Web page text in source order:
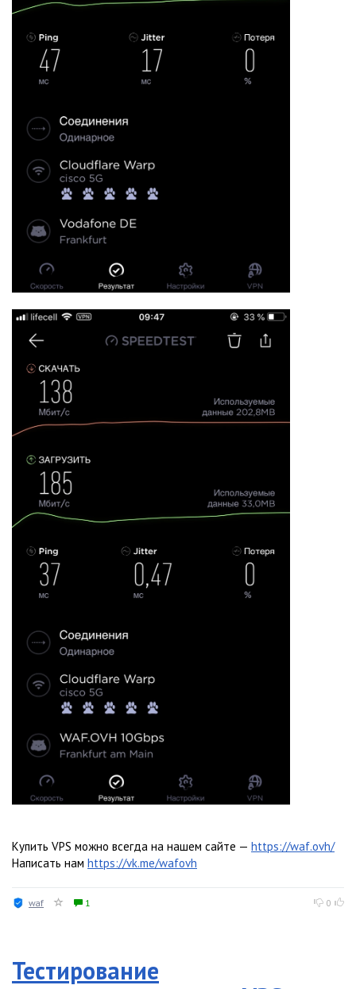
Купить VPS можно всегда на нашем сайте — https://waf.ovh/
Написать нам https://vk.me/wafovh
waf 1 0
Тестирование